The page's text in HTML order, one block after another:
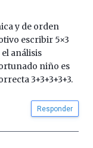
y de orden
escribir 5×3
el análisis
niño es
3+3+3+3+3.
Responder